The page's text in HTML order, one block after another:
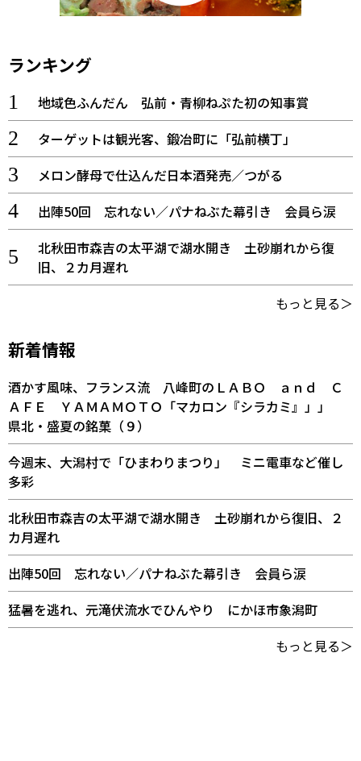
ランキング
地域色ふんだん 弘前・青柳ねぷた初の知事賞
ターゲットは観光客、鍛冶町に「弘前横丁」
メロン酵母で仕込んだ日本酒発売／つがる
出陣50回 忘れない／パナねぶた幕引き 会員ら涙
北秋田市森吉の太平湖で湖水開き 土砂崩れから復
旧、２カ月遅れ
もっと見る＞
新着情報
酒かす風味、フランス流 八峰町のＬＡＢＯ ａｎｄ Ｃ
ＡＦＥ ＹＡＭＡＭＯＴＯ「マカロン『シラカミ』」」
県北・盛夏の銘菓（９）
今週末、大潟村で「ひまわりまつり」 ミニ電車など催し
多彩
北秋田市森吉の太平湖で湖水開き 土砂崩れから復旧、２
カ月遅れ
出陣50回 忘れない／パナねぶた幕引き 会員ら涙
猛暑を逃れ、元滝伏流水でひんやり にかほ市象潟町
もっと見る＞